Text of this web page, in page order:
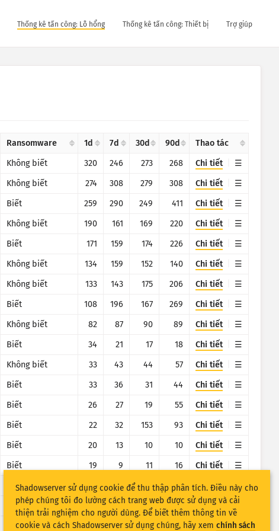
Thống kê tấn công: Lỗ hổng Thống kê tấn công: Thiết bị Trợ giúp
Ransomware 1d 7d 30d 90d
Thao tác
Không biết 320 246 273 268
Chi tiết
Không biết 274 308 279 308
Chi tiết
Biết 259 290 249 411
Chi tiết
Không biết 190 161 169 220
Chi tiết
Biết 171 159 174 226
Chi tiết
Không biết 134 159 152 140
Chi tiết
Không biết 133 143 175 206
Chi tiết
Biết 108 196 167 269
Chi tiết
Không biết 82 87 90 89
Chi tiết
Biết 34 21 17 18
Chi tiết
Không biết 33 43 44 57
Chi tiết
Biết 33 36 31 44
Chi tiết
Biết 26 27 19 55
Chi tiết
Biết 22 32 153 93
Chi tiết
Biết 20 13 10 10
Chi tiết
Biết 19 9 11 16
Chi tiết
Biết 18 18 7 7
Chi tiết
Biết 18 11 9 11
Chi tiết
Biết 14 143 98 60 Chi tiết
Shadowserver sử dụng cookie để thu thập phân tích. Điều này cho
phép chúng tôi đo lường cách trang web được sử dụng và cải
thiện trải nghiệm cho người dùng. Để biết thêm thông tin về
cookie và cách Shadowserver sử dụng chúng, hãy xem chính sách